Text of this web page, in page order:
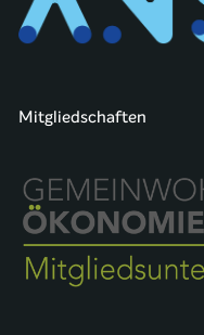
Mitgliedschaften